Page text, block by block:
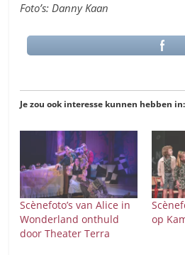
Foto’s: Danny Kaan
Je zou ook interesse kunnen hebben in:
Scènefoto’s van Alice in
Wonderland onthuld
door Theater Terra
op